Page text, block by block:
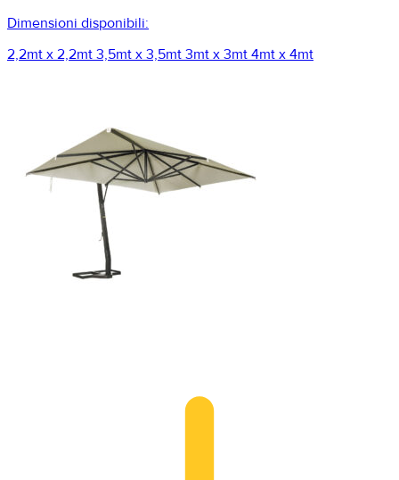
Dimensioni disponibili:
2,2mt x 2,2mt 3,5mt x 3,5mt 3mt x 3mt 4mt x 4mt